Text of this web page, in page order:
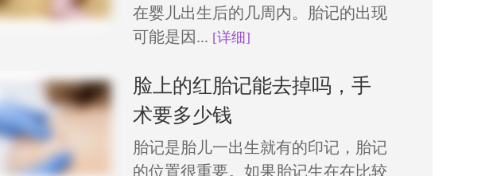
在婴儿出生后的几周内。胎记的出现
可能是因... [详细]
脸上的红胎记能去掉吗，手
术要多少钱
胎记是胎儿一出生就有的印记，胎记
的位置很重要。如果胎记生在在比较